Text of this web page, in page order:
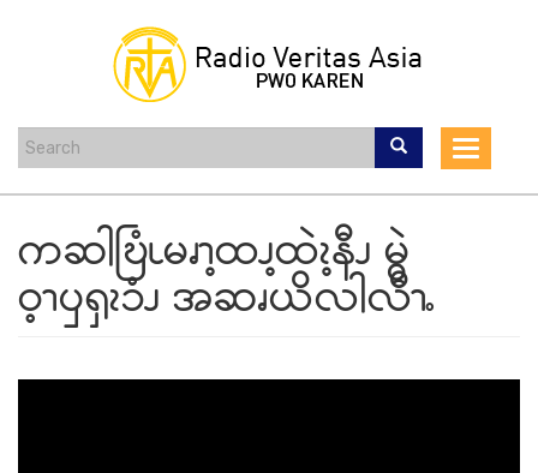
content
Toggle
ကဆါဎြံၬမၧၫ့ထၪ့ထဲၩ့နီၪ မွဲ
ဝ့ၫၦၡၩၥံၪ အဆၧယိလါလီၫႉ